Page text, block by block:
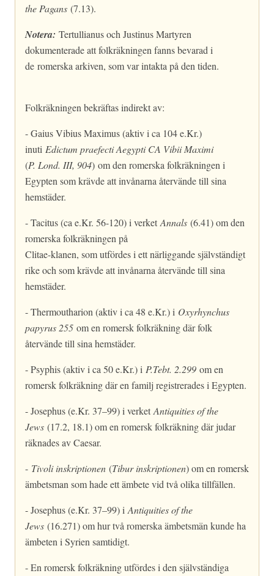
the Pagans (7.13).
Notera: Tertullianus och Justinus Martyren
dokumenterade att folkräkningen fanns bevarad i
de romerska arkiven, som var intakta på den tiden.
Folkräkningen bekräftas indirekt av:
- Gaius Vibius Maximus (aktiv i ca 104 e.Kr.)
inuti Edictum praefecti Aegypti CA Vibii Maximi
(P. Lond. III, 904) om den romerska folkräkningen i
Egypten som krävde att invånarna återvände till sina
hemstäder.
- Tacitus (ca e.Kr. 56-120) i verketAnnals (6.41) om den
romerska folkräkningen på
Clitae-klanen, som utfördes i ett närliggande självständigt
rike och som krävde att invånarna återvände till sina
hemstäder.
- Thermoutharion (aktiv i ca 48 e.Kr.) i Oxyrhynchus
papyrus 255 om en romersk folkräkning där folk
återvände till sina hemstäder.
- Psyphis (aktiv i ca 50 e.Kr.) i P.Tebt. 2.299 om en
romersk folkräkning där en familj registrerades i Egypten.
- Josephus (e.Kr. 37–99) i verketAntiquities of the
Jews (17.2, 18.1) om en romersk folkräkning där judar
räknades av Caesar.
- Tivoli inskriptionen (Tibur inskriptionen) om en romersk
ämbetsman som hade ett ämbete vid två olika tillfällen.
- Josephus (e.Kr. 37–99) iAntiquities of the
Jews (16.271) om hur två romerska ämbetsmän kunde ha
ämbeten i Syrien samtidigt.
- En romersk folkräkning utfördes i den självständiga